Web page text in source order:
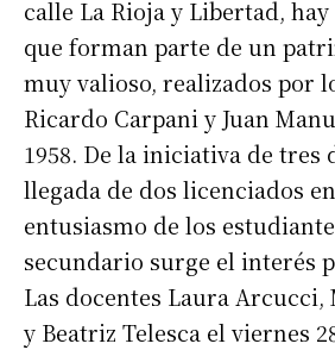
calle La Rioja y Libertad,
que forman parte de un
muy valioso, realizados por
Ricardo Carpani y Juan
1958. De la iniciativa de tres
llegada de dos licenciados
entusiasmo de los
secundario surge el interés
Las docentes Laura
y Beatriz Telesca el viernes